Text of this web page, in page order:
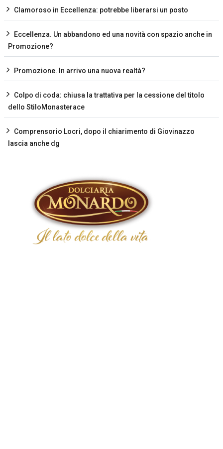
Clamoroso in Eccellenza: potrebbe liberarsi un posto
Eccellenza. Un abbandono ed una novità con spazio anche in
Promozione?
Promozione. In arrivo una nuova realtà?
Colpo di coda: chiusa la trattativa per la cessione del titolo
dello StiloMonasterace
Comprensorio Locri, dopo il chiarimento di Giovinazzo
lascia anche dg